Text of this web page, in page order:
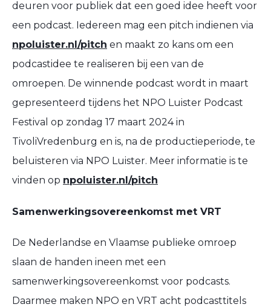
deuren voor publiek dat een goed idee heeft voor
een podcast. Iedereen mag een pitch indienen via
npoluister.nl/pitch en maakt zo kans om een
podcastidee te realiseren bij een van de
omroepen. De winnende podcast wordt in maart
gepresenteerd tijdens het NPO Luister Podcast
Festival op zondag 17 maart 2024 in
TivoliVredenburg en is, na de productieperiode, te
beluisteren via NPO Luister. Meer informatie is te
vinden op npoluister.nl/pitch
Samenwerkingsovereenkomst met VRT
De Nederlandse en Vlaamse publieke omroep
slaan de handen ineen met een
samenwerkingsovereenkomst voor podcasts.
Daarmee maken NPO en VRT acht podcasttitels